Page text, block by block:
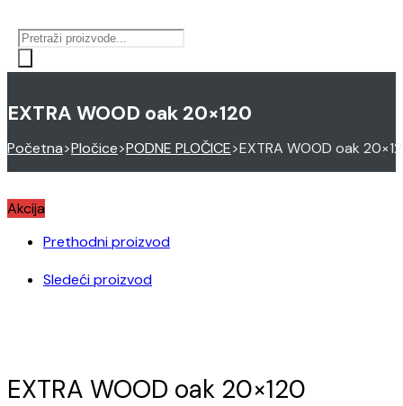
Products
search
EXTRA WOOD oak 20×120
Početna>Pločice>PODNE PLOČICE>EXTRA WOOD oak
Akcija
Prethodni proizvod
Sledeći proizvod
EXTRA WOOD oak 20×120